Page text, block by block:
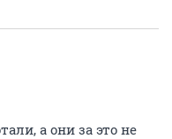
а они за это не